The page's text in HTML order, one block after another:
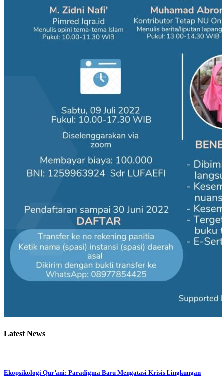
Latest News
Ekopsikologi Qur’ani: Paradigma Baru Mengatasi Krisis Lingkungan